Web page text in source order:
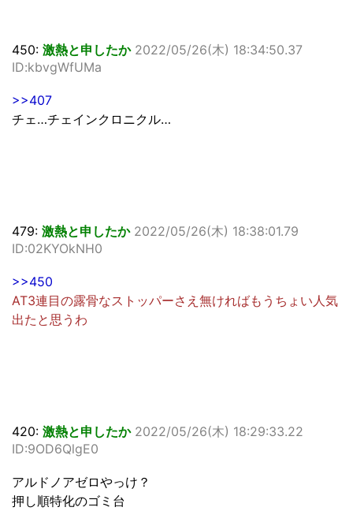
450: 激熱と申したか 2022/05/26(木) 18:34:50.37
ID:kbvgWfUMa
>>407
チェ…チェインクロニクル…
479: 激熱と申したか 2022/05/26(木) 18:38:01.79
ID:02KYOkNH0
>>450
AT3連目の露骨なストッパーさえ無ければもうちょい人気
出たと思うわ
420: 激熱と申したか 2022/05/26(木) 18:29:33.22
ID:9OD6QlgE0
アルドノアゼロやっけ？
押し順特化のゴミ台